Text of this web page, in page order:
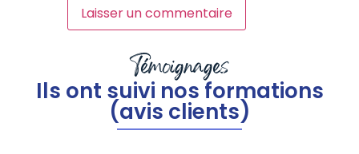
Témoignages
Ils ont suivi nos formations
(avis clients)